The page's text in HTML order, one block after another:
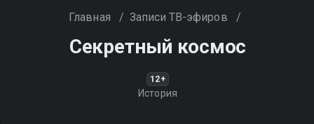
Главная / Записи ТВ-эфиров /
Секретный космос
12+
История